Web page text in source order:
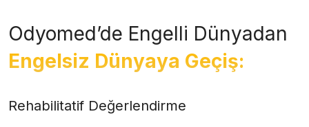
Odyomed’de Engelli Dünyadan
Engelsiz Dünyaya Geçiş:
Rehabilitatif Değerlendirme